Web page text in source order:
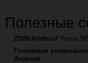
Полезные
2DIN Android Teyes
Головные
Android